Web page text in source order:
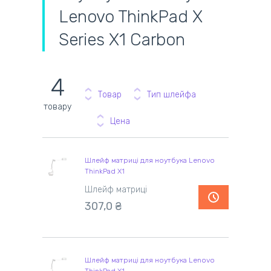
Lenovo ThinkPad X
Series X1 Carbon
4
товару
Товар Тип шлейфа
Цена
Шлейф матриці для ноутбука Lenovo
ThinkPad X1
Шлейф матриці
307,0 ₴
Шлейф матриці для ноутбука Lenovo